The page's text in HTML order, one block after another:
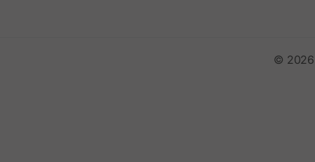
© 2026